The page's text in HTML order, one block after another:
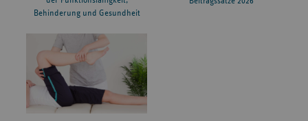
Behinderung und Gesundheit